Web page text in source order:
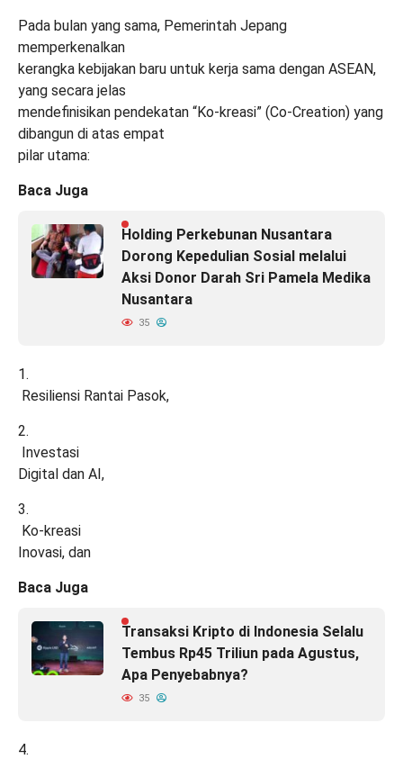
Pada bulan yang sama, Pemerintah Jepang
memperkenalkan
kerangka kebijakan baru untuk kerja sama dengan ASEAN,
yang secara jelas
mendefinisikan pendekatan “Ko-kreasi” (Co-Creation) yang
dibangun di atas empat
pilar utama:
Baca Juga
Holding Perkebunan Nusantara
Dorong Kepedulian Sosial melalui
Aksi Donor Darah Sri Pamela Medika
Nusantara
35
1.
Resiliensi Rantai Pasok,
2.
Investasi
Digital dan AI,
3.
Ko-kreasi
Inovasi, dan
Baca Juga
Transaksi Kripto di Indonesia Selalu
Tembus Rp45 Triliun pada Agustus,
Apa Penyebabnya?
35
4.